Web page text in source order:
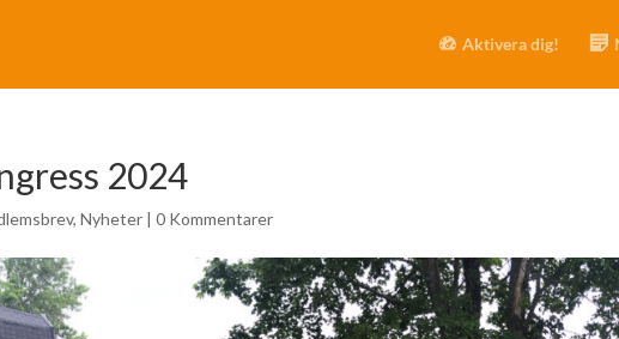
Aktivera dig!
2024
,Nyheter |0 Kommentarer